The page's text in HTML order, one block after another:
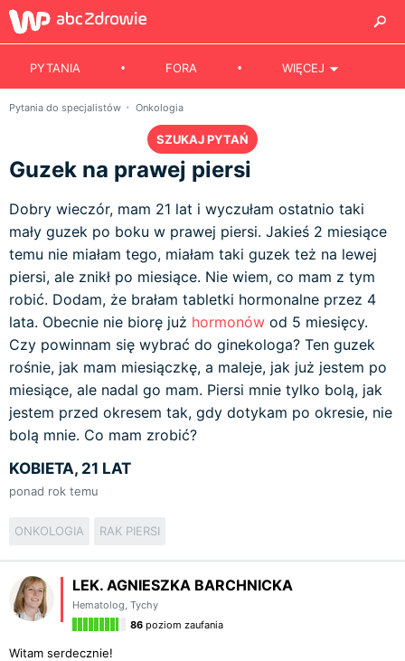
PYTANIA FORA WIĘCEJ
Pytania do specjalistów Onkologia
SZUKAJ PYTAŃ
Guzek na prawej piersi
Dobry wieczór, mam 21 lat i wyczułam ostatnio taki
mały guzek po boku w prawej piersi. Jakieś 2 miesiące
temu nie miałam tego, miałam taki guzek też na lewej
piersi, ale znikł po miesiące. Nie wiem, co mam z tym
robić. Dodam, że brałam tabletki hormonalne przez 4
lata. Obecnie nie biorę już hormonów od 5 miesięcy.
Czy powinnam się wybrać do ginekologa? Ten guzek
rośnie, jak mam miesiączkę, a maleje, jak już jestem po
miesiące, ale nadal go mam. Piersi mnie tylko bolą, jak
jestem przed okresem tak, gdy dotykam po okresie, nie
bolą mnie. Co mam zrobić?
KOBIETA, 21 LAT
ponad rok temu
ONKOLOGIA RAK PIERSI
LEK. AGNIESZKA BARCHNICKA
Hematolog, Tychy
86 poziom zaufania
Witam serdecznie!